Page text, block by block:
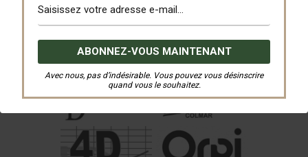
Avec nous, pas d’indésirable. Vous pouvez vous désinscrire
quand vous le souhaitez.